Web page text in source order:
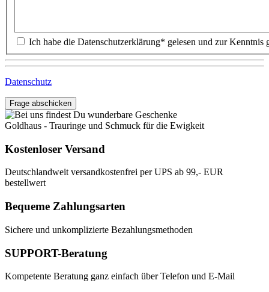
Datenschutz
Frage abschicken
Goldhaus - Trauringe und Schmuck für die Ewigkeit
Kostenloser Versand
Deutschlandweit versandkostenfrei per UPS ab 99,- EUR
bestellwert
Bequeme Zahlungsarten
Sichere und unkomplizierte Bezahlungsmethoden
SUPPORT-Beratung
Kompetente Beratung ganz einfach über Telefon und E-Mail